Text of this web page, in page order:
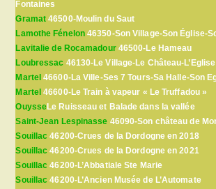
Fontaines
Gramat 46500-Moulin du Saut
Lamothe Fénelon46350-Son Village-Son Église-
Lavitalie de Rocamadour46500-Le Hameau
Loubressac 46130-Le Village-Le Château-L’Eglise
Martel 46600-La Ville-Ses 7 Tours-Sa Halle-Son
Martel 46600-Le Train à vapeur « Le Truffadou »
OuysseLe Ruisseau et Balade dans la vallée
Saint-Jean Lespinasse 46090-Son château de
Souillac 46200-Crues de la Dordogne en 2018
Souillac 46200-Crues de la Dordogne en 2021
Souillac 46200-L’Abbatiale Ste Marie
Souillac 46200-L’Ancien Musée de L’Automate